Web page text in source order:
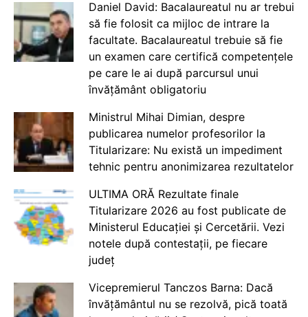
Daniel David: Bacalaureatul nu ar trebui
să fie folosit ca mijloc de intrare la
facultate. Bacalaureatul trebuie să fie
un examen care certifică competențele
pe care le ai după parcursul unui
învățământ obligatoriu
Ministrul Mihai Dimian, despre
publicarea numelor profesorilor la
Titularizare: Nu există un impediment
tehnic pentru anonimizarea rezultatelor
ULTIMA ORĂ Rezultate finale
Titularizare 2026 au fost publicate de
Ministerul Educației și Cercetării. Vezi
notele după contestații, pe fiecare
județ
Vicepremierul Tanczos Barna: Dacă
învățământul nu se rezolvă, pică toată